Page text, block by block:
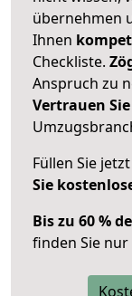
übernehmen
Ihnen
Checkliste.
Anspruch zu
Vertrauen
Füllen Sie
Sie
Bis zu 60 %
finden Sie nur